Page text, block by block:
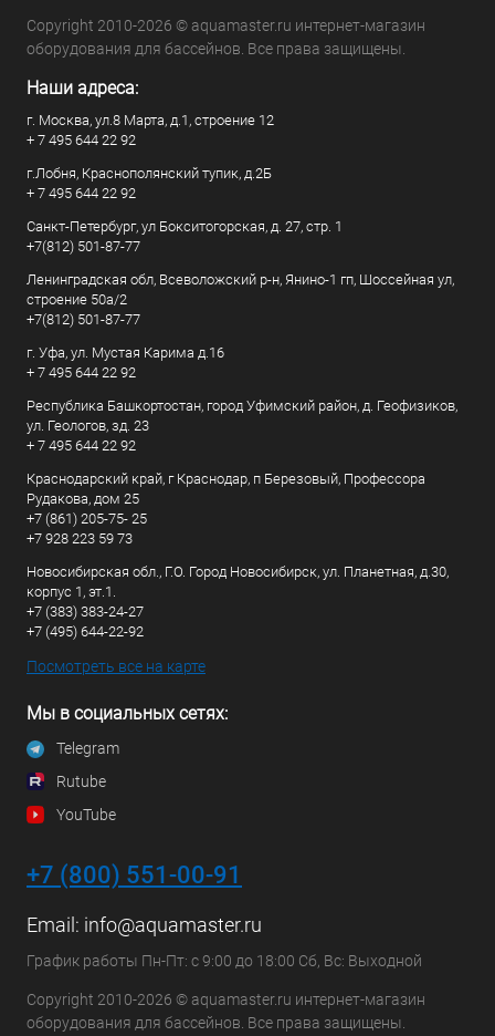
Copyright 2010-2026 © aquamaster.ru интернет-магазин
оборудования для бассейнов. Все права защищены.
Наши адреса:
г. Москва, ул.8 Марта, д.1, строение 12
+ 7 495 644 22 92
г.Лобня, Краснополянский тупик, д.2Б
+ 7 495 644 22 92
Санкт-Петербург, ул Бокситогорская, д. 27, стр. 1
+7(812) 501-87-77
Ленинградская обл, Всеволожский р-н, Янино-1 гп, Шоссейная ул,
строение 50а/2
+7(812) 501-87-77
г. Уфа, ул. Мустая Карима д.16
+ 7 495 644 22 92
Республика Башкортостан, город Уфимский район, д. Геофизиков,
ул. Геологов, зд. 23
+ 7 495 644 22 92
Краснодарский край, г Краснодар, п Березовый, Профессора
Рудакова, дом 25
+7 (861) 205-75- 25
+7 928 223 59 73
Новосибирская обл., Г.О. Город Новосибирск, ул. Планетная, д.30,
корпус 1, эт.1.
+7 (383) 383-24-27
+7 (495) 644-22-92
Посмотреть все на карте
Мы в социальных сетях:
Telegram
Rutube
YouTube
+7 (800) 551-00-91
Email: info@aquamaster.ru
График работы Пн-Пт: с 9:00 до 18:00 Сб, Вс: Выходной
Copyright 2010-2026 © aquamaster.ru интернет-магазин
оборудования для бассейнов. Все права защищены.